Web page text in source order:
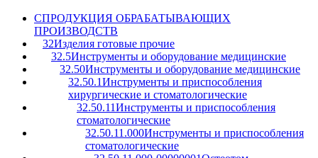
CПРОДУКЦИЯ ОБРАБАТЫВАЮЩИХ
ПРОИЗВОДСТВ
32Изделия готовые прочие
32.5Инструменты и оборудование медицинские
32.50Инструменты и оборудование медицинские
32.50.1Инструменты и приспособления
хирургические и стоматологические
32.50.11Инструменты и приспособления
стоматологические
32.50.11.000Инструменты и приспособления
стоматологические